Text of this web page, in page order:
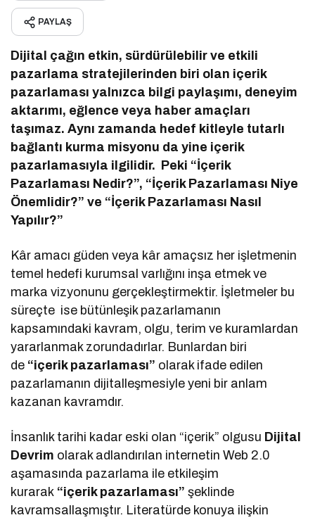
PAYLAŞ
Dijital çağın etkin, sürdürülebilir ve etkili
pazarlama stratejilerinden biri olan içerik
pazarlaması yalnızca bilgi paylaşımı, deneyim
aktarımı, eğlence veya haber amaçları
taşımaz. Aynı zamanda hedef kitleyle tutarlı
bağlantı kurma misyonu da yine içerik
pazarlamasıyla ilgilidir. Peki “İçerik
Pazarlaması Nedir?”, “İçerik Pazarlaması Niye
Önemlidir?” ve “İçerik Pazarlaması Nasıl
Yapılır?”
Kâr amacı güden veya kâr amaçsız her işletmenin
temel hedefi kurumsal varlığını inşa etmek ve
marka vizyonunu gerçekleştirmektir. İşletmeler bu
süreçte ise bütünleşik pazarlamanın
kapsamındaki kavram, olgu, terim ve kuramlardan
yararlanmak zorundadırlar. Bunlardan biri
de “içerik pazarlaması” olarak ifade edilen
pazarlamanın dijitalleşmesiyle yeni bir anlam
kazanan kavramdır.
İnsanlık tarihi kadar eski olan “içerik” olgusu Dijital
Devrim olarak adlandırılan internetin Web 2.0
aşamasında pazarlama ile etkileşim
kurarak “içerik pazarlaması” şeklinde
kavramsallaşmıştır. Literatürde konuya ilişkin